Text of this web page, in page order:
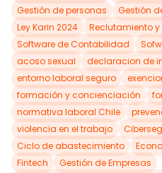
Gestión de personas
Gestión
Ley Karin 2024
Reclutamiento y
Software de Contabilidad
acoso sexual
declaracion de
entorno laboral seguro
formación y concienciación
normativa laboral Chile
violencia en el trabajo
Ciclo de abastecimiento
Fintech
Gestión de Empresas